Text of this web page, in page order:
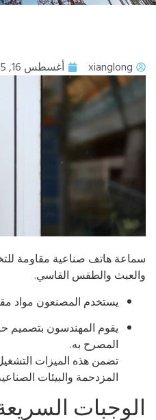
xianglong أغسطس 16, 2025
هاتف صناعية مقاومة
والطقس القاسي.
يستخدم المصنعون مواد
يقوم المهندسون بتصميم
المصرح به.
تضمن هذه الميزات التشغيل
المزدحمة والبيئات الصناعية
السريعة